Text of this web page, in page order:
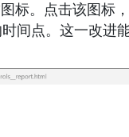
标。点击该图标
间点。这一改进